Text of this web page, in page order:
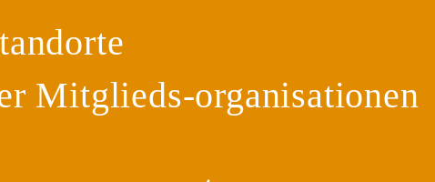
Mitglieds-organisationen